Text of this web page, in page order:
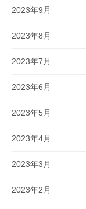
2023年9月
2023年8月
2023年7月
2023年6月
2023年5月
2023年4月
2023年3月
2023年2月